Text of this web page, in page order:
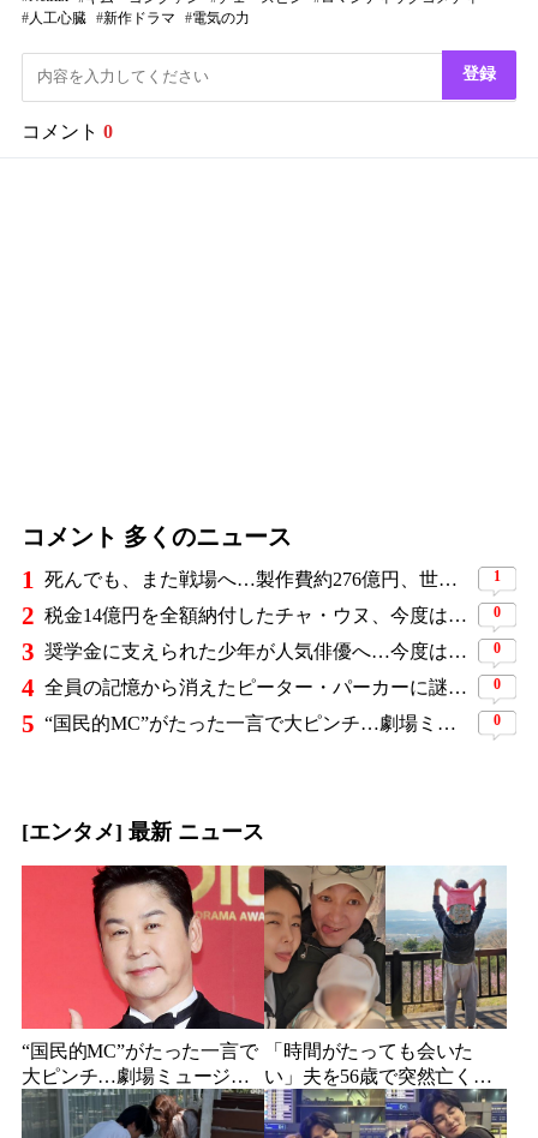
人工心臓
新作ドラマ 電気の力
登録
コメント 0
コメント 多くのニュース
1 死んでも、また戦場へ…製作費約276億円、世界興収584億円のSF大作『オール・ユー・ニード・イズ・キル』がついに配信 1
2 税金14億円を全額納付したチャ・ウヌ、今度は軍服姿で登場…鍛え上げた上半身に驚きの声 0
3 奨学金に支えられた少年が人気俳優へ…今度は子どもたちに総額5,000万円を寄付 0
4 全員の記憶から消えたピーター・パーカーに謎の敵と制御不能の新能力…『スパイダーマン：ブランド・ニュー・デイ』に期待爆発 0
5 “国民的MC”がたった一言で大ピンチ…劇場ミュージカルを巡る発言に批判続出、ついに長文で謝罪 0
[エンタメ] 最新 ニュース
“国民的MC”がたった一言で
大ピンチ…劇場ミュージカ
ルを巡る発言に批判続出、
ついに長文で謝罪
「時間がたっても会いた
い」夫を56歳で突然亡くし
た妻…笑顔が父親に似てき
た娘と歩む“その後”